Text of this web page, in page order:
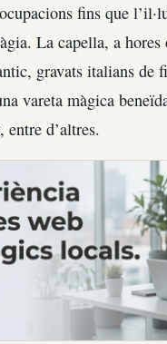
fins que
La capella, a hores
gravats italians de
vareta màgica
d’altres.